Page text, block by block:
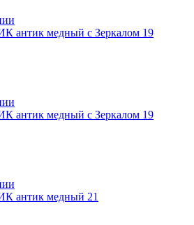
антик медный с Зеркалом 19
антик медный с Зеркалом 19
антик медный 21